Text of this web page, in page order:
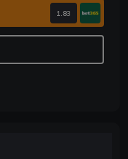
1.83